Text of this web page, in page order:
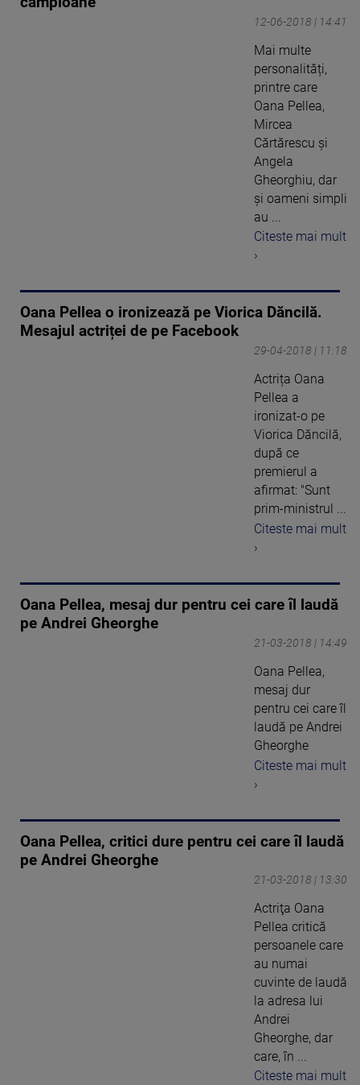
12-06-2018 | 14:41
Mai multe
personalități,
printre care
Oana Pellea,
Mircea
Cărtărescu și
Angela
Gheorghiu, dar
și oameni simpli
au ...
Citeste mai mult
›
Oana Pellea o ironizează pe Viorica Dăncilă.
Mesajul actriței de pe Facebook
29-04-2018 | 11:18
Actrița Oana
Pellea a
ironizat-o pe
Viorica Dăncilă,
după ce
premierul a
afirmat: "Sunt
prim-ministrul ...
Citeste mai mult
›
Oana Pellea, mesaj dur pentru cei care îl laudă
pe Andrei Gheorghe
21-03-2018 | 14:49
Oana Pellea,
mesaj dur
pentru cei care îl
laudă pe Andrei
Gheorghe
Citeste mai mult
›
Oana Pellea, critici dure pentru cei care îl laudă
pe Andrei Gheorghe
21-03-2018 | 13:30
Actriţa Oana
Pellea critică
persoanele care
au numai
cuvinte de laudă
la adresa lui
Andrei
Gheorghe, dar
care, în ...
Citeste mai mult